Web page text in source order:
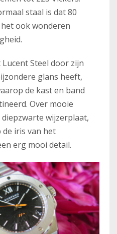
staal is dat 80
ook wonderen
Steel door zijn
glans heeft,
de kast en band
Over mooie
wijzerplaat,
iris van het
erg mooi detail.